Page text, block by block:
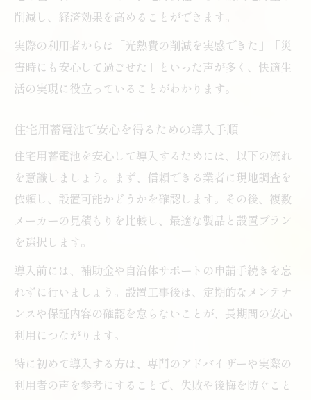
削減し、経済効果を高めることができます。
実際の利用者からは「光熱費の削減を実感できた」「災
害時にも安心して過ごせた」といった声が多く、快適生
活の実現に役立っていることがわかります。
住宅用蓄電池で安心を得るための導入手順
住宅用蓄電池を安心して導入するためには、以下の流れ
を意識しましょう。まず、信頼できる業者に現地調査を
依頼し、設置可能かどうかを確認します。その後、複数
メーカーの見積もりを比較し、最適な製品と設置プラン
を選択します。
導入前には、補助金や自治体サポートの申請手続きを忘
れずに行いましょう。設置工事後は、定期的なメンテナ
ンスや保証内容の確認を怠らないことが、長期間の安心
利用につながります。
特に初めて導入する方は、専門のアドバイザーや実際の
利用者の声を参考にすることで、失敗や後悔を防ぐこと